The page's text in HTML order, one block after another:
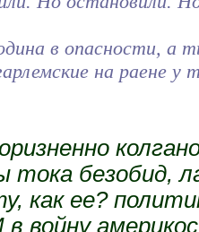
в опасности, а
на раене у
тока безобид,
как ее?
войну